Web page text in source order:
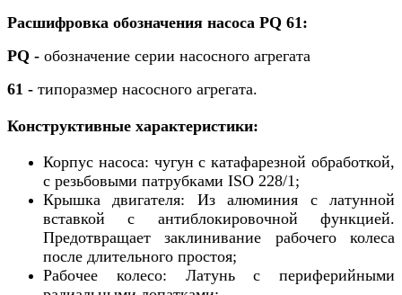
Расшифровка обозначения насоса PQ 61:
PQ - обозначение серии насосного агрегата
61 - типоразмер насосного агрегата.
Конструктивные характеристики:
Корпус насоса: чугун с катафарезной обработкой,
с резьбовыми патрубками ISO 228/1;
Крышка двигателя: Из алюминия с латунной
вставкой с антиблокировочной функцией.
Предотвращает заклинивание рабочего колеса
после длительного простоя;
Рабочее колесо: Латунь с периферийными